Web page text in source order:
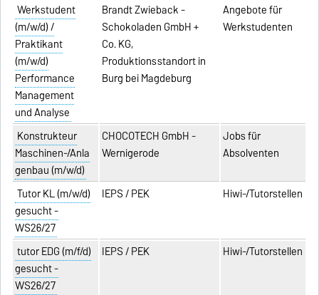
Werkstudent
(m/w/d) /
Praktikant
(m/w/d)
Performance
Management
und Analyse
Brandt Zwieback -
Schokoladen GmbH +
Co. KG,
Produktionsstandort in
Burg bei Magdeburg
Angebote für
Werkstudenten
Konstrukteur
Maschinen-/Anla
genbau (m/w/d)
CHOCOTECH GmbH -
Wernigerode
Jobs für
Absolventen
Tutor KL (m/w/d)
gesucht -
WS26/27
IEPS / PEK Hiwi-/Tutorstellen
tutor EDG (m/f/d)
gesucht -
WS26/27
IEPS / PEK Hiwi-/Tutorstellen